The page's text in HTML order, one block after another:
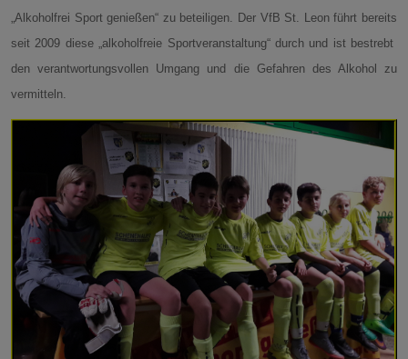
„Alkoholfrei Sport genießen“ zu beteiligen. Der VfB St. Leon führt bereits
seit 2009 diese „alkoholfreie Sportveranstaltung“ durch und ist bestrebt
den verantwortungsvollen Umgang und die Gefahren des Alkohol zu
vermitteln.